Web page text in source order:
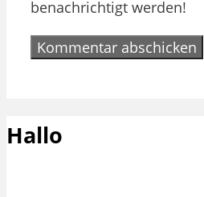
benachrichtigt werden!
Hallo